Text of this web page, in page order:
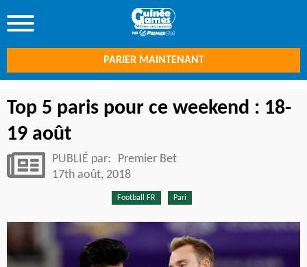
PARIER MAINTENANT
Top 5 paris pour ce weekend : 18-
19 août
PUBLIÉ par:
Premier Bet
17th août, 2018
Football FR Pari